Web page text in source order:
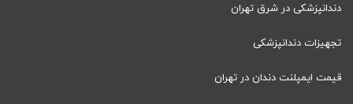
دندانپزشکی در شرق تهران
تجهیزات دندانپزشکی
قیمت ایمپلنت دندان در تهران